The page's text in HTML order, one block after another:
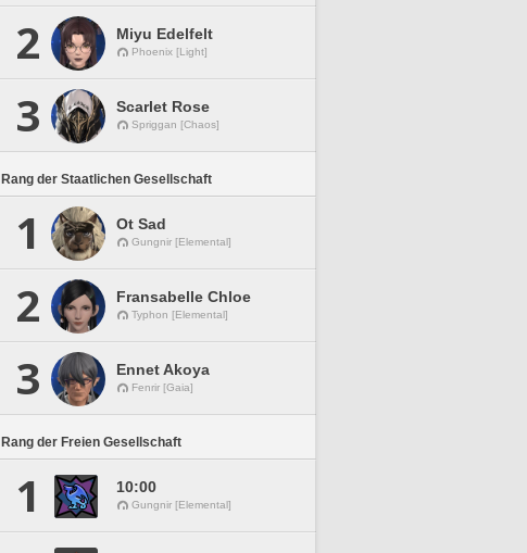
2 Miyu Edelfelt
Phoenix [Light]
3 Scarlet Rose
Spriggan [Chaos]
Rang der Staatlichen Gesellschaft
1 Ot Sad
Gungnir [Elemental]
2 Fransabelle Chloe
Typhon [Elemental]
3 Ennet Akoya
Fenrir [Gaia]
Rang der Freien Gesellschaft
1 10:00
Gungnir [Elemental]